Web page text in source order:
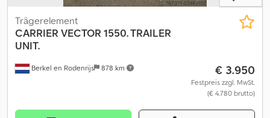
Berkel en Rodenrijs 878 km
Trägerelement
CARRIER VECTOR 1550. TRAILER
UNIT.
€ 3.950
Festpreis zzgl. MwSt.
(€ 4.780 brutto)